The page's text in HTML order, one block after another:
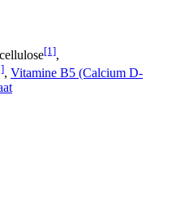
[1],
, Vitamine B5 (Calcium D-